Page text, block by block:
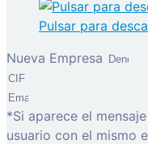
Pulsar para
Nueva Empresa
*Si aparece el
usuario con el mismo